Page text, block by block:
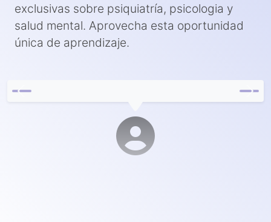
exclusivas sobre psiquiatría, psicologia y
salud mental. Aprovecha esta oportunidad
única de aprendizaje.